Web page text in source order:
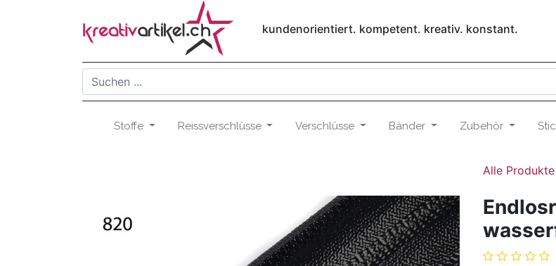
kundenorientiert. kompetent. kreativ. konstant.
Stoffe Reissverschlüsse Verschlüsse Bänder Zubehör
Alle Produkte